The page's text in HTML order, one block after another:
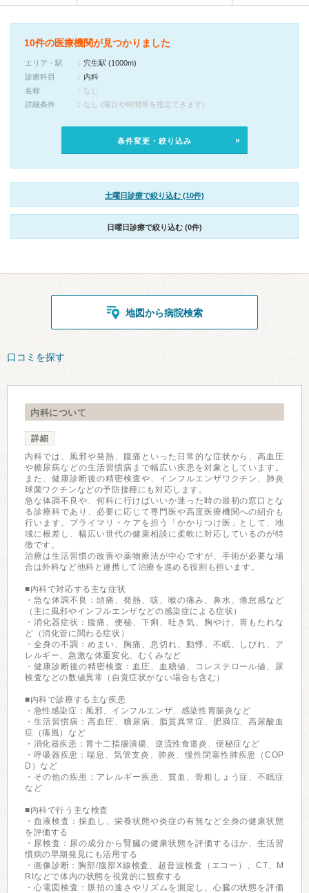
10件の医療機関が見つかりました
エリア・駅
穴生駅 (1000m)
診療科目
内科
名称
なし
詳細条件
なし (曜日や時間帯を指定できます)
条件変更・絞り込み
土曜日診療で絞り込む (10件)
日曜日診療で絞り込む (0件)
地図から病院検索
口コミを探す
内科について
詳細
内科では、風邪や発熱、腹痛といった日常的な症状から、高血圧
や糖尿病などの生活習慣病まで幅広い疾患を対象としています。
また、健康診断後の精密検査や、インフルエンザワクチン、肺炎
球菌ワクチンなどの予防接種にも対応します。
急な体調不良や、何科に行けばいいか迷った時の最初の窓口とな
る診療科であり、必要に応じて専門医や高度医療機関への紹介も
行います。プライマリ・ケアを担う「かかりつけ医」として、地
域に根差し、幅広い世代の健康相談に柔軟に対応しているのが特
徴です。
治療は生活習慣の改善や薬物療法が中心ですが、手術が必要な場
合は外科など他科と連携して治療を進める役割も担います。
■内科で対応する主な症状
・急な体調不良：頭痛、発熱、咳、喉の痛み、鼻水、倦怠感など
（主に風邪やインフルエンザなどの感染症による症状）
・消化器症状：腹痛、便秘、下痢、吐き気、胸やけ、胃もたれな
ど（消化管に関わる症状）
・全身の不調：めまい、胸痛、息切れ、動悸、不眠、しびれ、ア
レルギー、急激な体重変化、むくみなど
・健康診断後の精密検査：血圧、血糖値、コレステロール値、尿
検査などの数値異常（自覚症状がない場合も含む）
■内科で診療する主な疾患
・急性感染症：風邪、インフルエンザ、感染性胃腸炎など
・生活習慣病：高血圧、糖尿病、脂質異常症、肥満症、高尿酸血
症（痛風）など
・消化器疾患：胃十二指腸潰瘍、逆流性食道炎、便秘症など
・呼吸器疾患：喘息、気管支炎、肺炎、慢性閉塞性肺疾患（COP
D）など
・その他の疾患：アレルギー疾患、貧血、骨粗しょう症、不眠症
など
■内科で行う主な検査
・血液検査：採血し、栄養状態や炎症の有無など全身の健康状態
を評価する
・尿検査：尿の成分から腎臓の健康状態を評価するほか、生活習
慣病の早期発見にも活用する
・画像診断：胸部/腹部X線検査、超音波検査（エコー）、CT、M
RIなどで体内の状態を視覚的に観察する
・心電図検査：脈拍の速さやリズムを測定し、心臓の状態を評価